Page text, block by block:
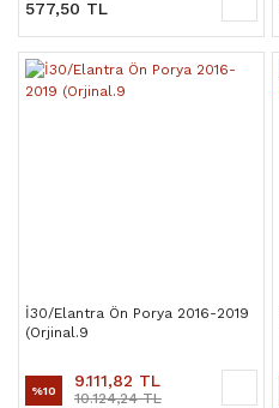
577,50 TL
İ30/Elantra Ön Porya 2016-2019
(Orjinal.9
%10 9.111,82 TL
10.124,24 TL